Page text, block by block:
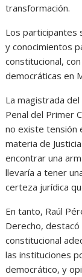
transformación.
Los participantes
y conocimientos
constitucional,
democráticas en
La magistrada
Penal del Primer
no existe tensión
materia de
encontrar una
llevaría a tener
certeza jurídica
En tanto, Raúl
Derecho,
constitucional
las instituciones
democrático, y